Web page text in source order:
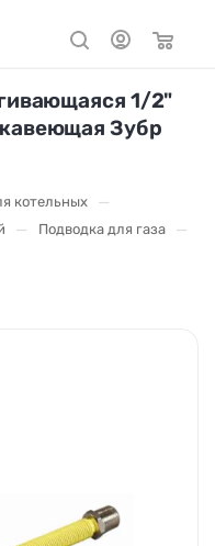
1/2"
Зубр
котельных —
— Подводка для газа —